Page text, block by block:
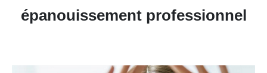
épanouissement professionnel